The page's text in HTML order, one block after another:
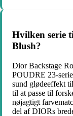
Hvilken serie
Blush?
Dior Backstage
POUDRE 23-
sund glødeeffekt
til at passe til
nøjagtigt
del af DIORs